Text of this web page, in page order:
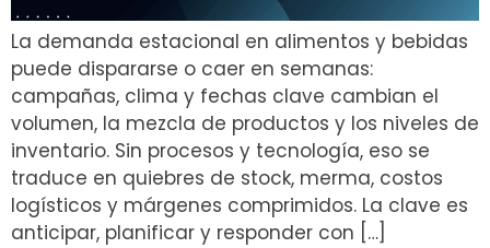
La demanda estacional en alimentos y bebidas
puede dispararse o caer en semanas:
campañas, clima y fechas clave cambian el
volumen, la mezcla de productos y los niveles de
inventario. Sin procesos y tecnología, eso se
traduce en quiebres de stock, merma, costos
logísticos y márgenes comprimidos. La clave es
anticipar, planificar y responder con […]